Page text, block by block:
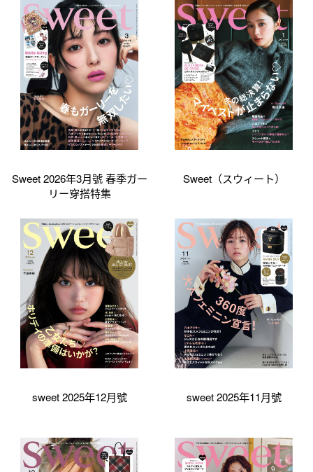
Sweet 2026年3月號 春季ガー
リー穿搭特集
Sweet（スウィート）
sweet 2025年12月號 sweet 2025年11月號